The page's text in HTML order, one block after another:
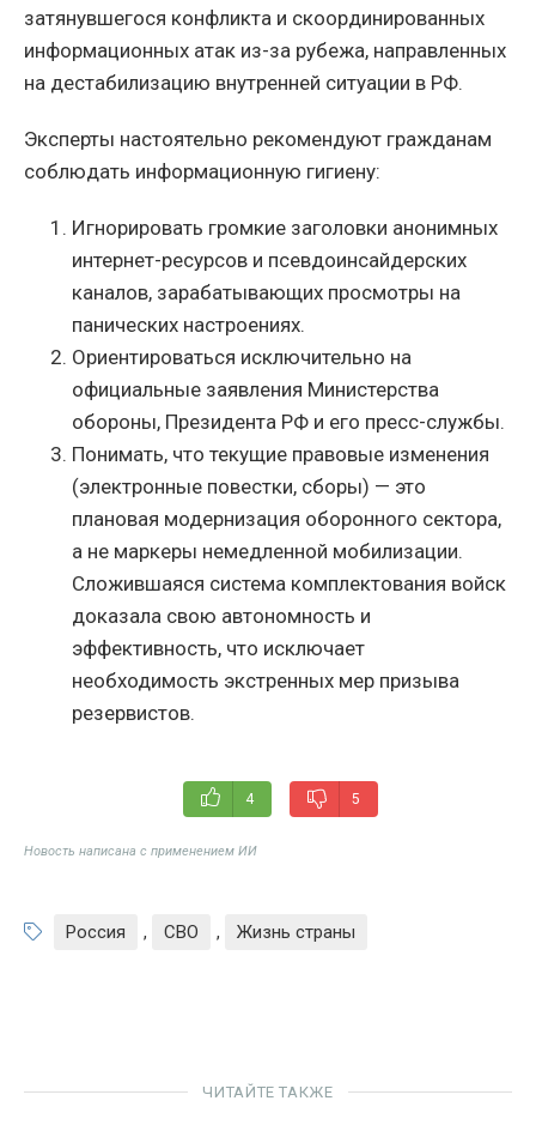
затянувшегося конфликта и скоординированных
информационных атак из-за рубежа, направленных
на дестабилизацию внутренней ситуации в РФ.
Эксперты настоятельно рекомендуют гражданам
соблюдать информационную гигиену:
Игнорировать громкие заголовки анонимных
интернет-ресурсов и псевдоинсайдерских
каналов, зарабатывающих просмотры на
панических настроениях.
Ориентироваться исключительно на
официальные заявления Министерства
обороны, Президента РФ и его пресс-службы.
Понимать, что текущие правовые изменения
(электронные повестки, сборы) — это
плановая модернизация оборонного сектора,
а не маркеры немедленной мобилизации.
Сложившаяся система комплектования войск
доказала свою автономность и
эффективность, что исключает
необходимость экстренных мер призыва
резервистов.
4 5
Новость написана с применением ИИ
Россия , СВО , Жизнь страны
ЧИТАЙТЕ ТАКЖЕ